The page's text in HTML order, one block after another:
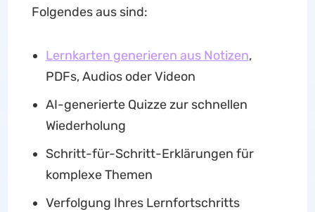
Folgendes aus sind:
Lernkarten generieren aus Notizen,
PDFs, Audios oder Videon
AI-generierte Quizze zur schnellen
Wiederholung
Schritt-für-Schritt-Erklärungen für
komplexe Themen
Verfolgung Ihres Lernfortschritts